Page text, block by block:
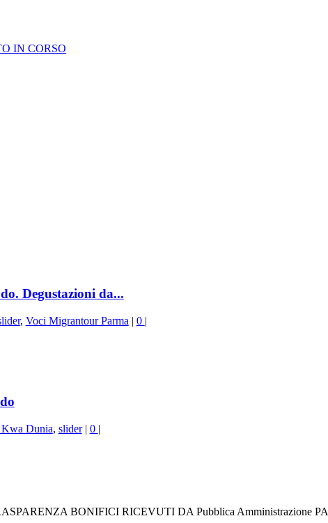
IN CORSO
Degustazioni da...
, Voci Migrantour Parma | 0 |
Dunia, slider| 0 |
BONIFICI RICEVUTI DA Pubblica Amministrazione PA